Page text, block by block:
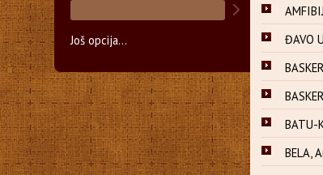
ĐAVO
BATU-
BELA,
Još opcija...